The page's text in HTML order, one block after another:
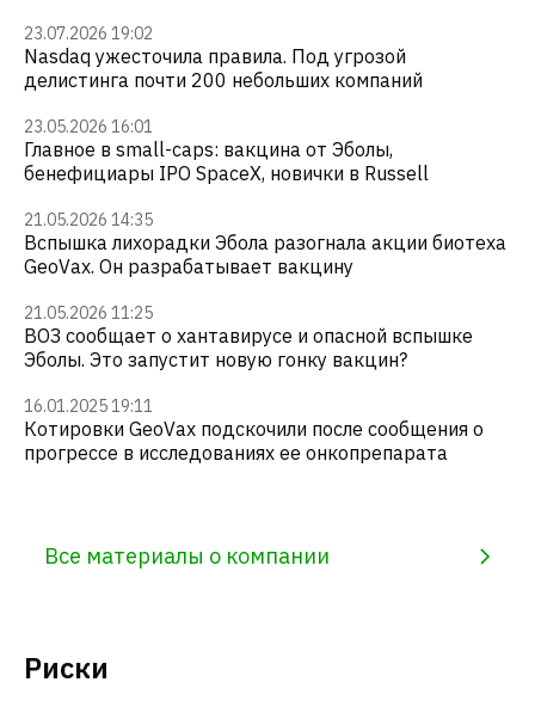
23.07.2026 19:02
Nasdaq ужесточила правила. Под угрозой
делистинга почти 200 небольших компаний
23.05.2026 16:01
Главное в small-caps: вакцина от Эболы,
бенефициары IPO SpaceX, новички в Russell
21.05.2026 14:35
Вспышка лихорадки Эбола разогнала акции биотеха
GeoVax. Он разрабатывает вакцину
21.05.2026 11:25
ВОЗ сообщает о хантавирусе и опасной вспышке
Эболы. Это запустит новую гонку вакцин?
16.01.2025 19:11
Котировки GeoVax подскочили после сообщения о
прогрессе в исследованиях ее онкопрепарата
Все материалы о компании
Риски